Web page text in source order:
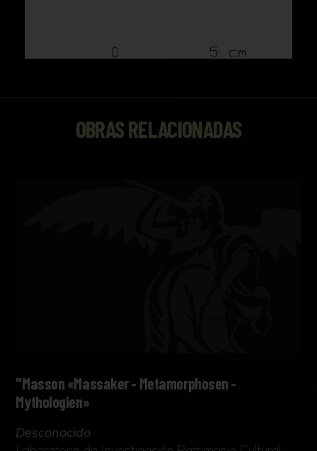
OBRAS RELACIONADAS
"Masson «Massaker - Metamorphosen -
Mythologien»
Desconocido